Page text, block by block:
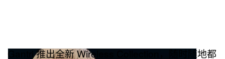
Gantri 推出全新 Wireless Collection，随时随地都